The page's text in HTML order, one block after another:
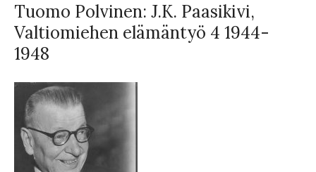
Tuomo Polvinen: J.K. Paasikivi,
Valtiomiehen elämäntyö 4 1944-
1948